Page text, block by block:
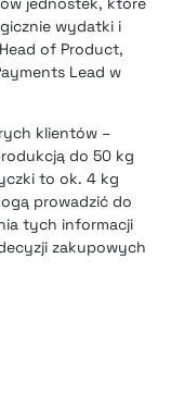
wydatki i
of Product,
Lead w
klientów –
do 50 kg
to ok. 4 kg
prowadzić do
tych informacji
zakupowych